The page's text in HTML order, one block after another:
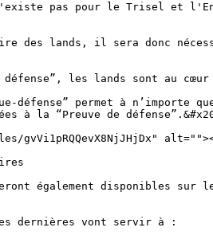
pas pour le Trisel et
des lands, il sera donc
défense”, les lands sont au
défense” permet à
à la “Preuve de
gvVi1pRQQevX8NjJHjDx"
également disponibles
dernières vont servir à :